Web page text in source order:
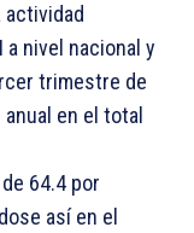
actividad
a nivel nacional y
trimestre de
en el total
64.4 por
así en el